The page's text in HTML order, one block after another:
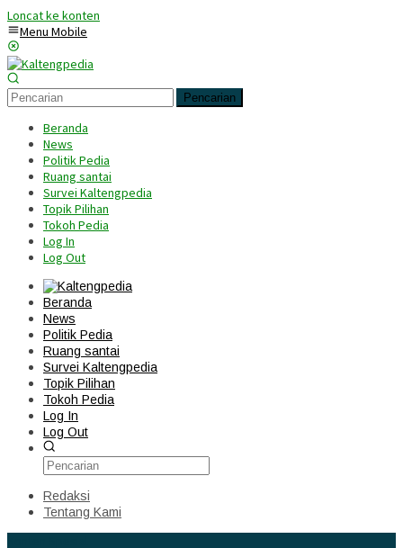
Loncat ke konten
Menu Mobile
Pencarian
Beranda
News
Politik Pedia
Ruang santai
Survei Kaltengpedia
Topik Pilihan
Tokoh Pedia
Log In
Log Out
Beranda
News
Politik Pedia
Ruang santai
Survei Kaltengpedia
Topik Pilihan
Tokoh Pedia
Log In
Log Out
Redaksi
Tentang Kami